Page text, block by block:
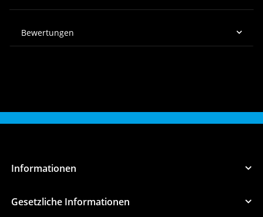
Bewertungen
Informationen
Gesetzliche Informationen